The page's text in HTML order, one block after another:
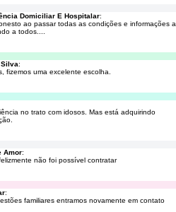
Domiciliar E Hospitalar:
ao passar todas as condições e informações a
a todos....
:
fizemos uma excelente escolha.
no trato com idosos. Mas está adquirindo
Amor:
não foi possível contratar
:
familiares entramos novamente em contato